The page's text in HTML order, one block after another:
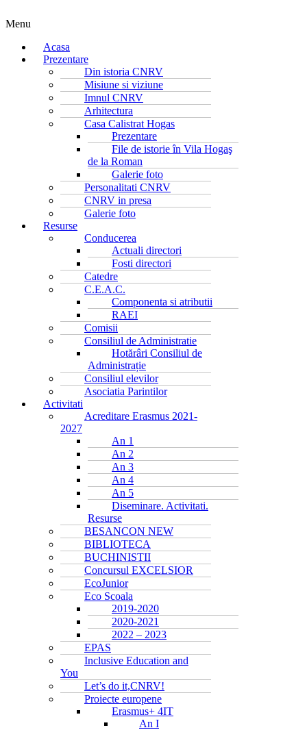
Menu
Acasa
Prezentare
Din istoria CNRV
Misiune si viziune
Imnul CNRV
Arhitectura
Casa Calistrat Hogas
Prezentare
File de istorie în Vila Hogaş
de la Roman
Galerie foto
Personalitati CNRV
CNRV in presa
Galerie foto
Resurse
Conducerea
Actuali directori
Fosti directori
Catedre
C.E.A.C.
Componenta si atributii
RAEI
Comisii
Consiliul de Administratie
Hotărâri Consiliul de
Administrație
Consiliul elevilor
Asociatia Parintilor
Activitati
Acreditare Erasmus 2021-
2027
An 1
An 2
An 3
An 4
An 5
Diseminare. Activitati.
Resurse
BESANCON NEW
BIBLIOTECA
BUCHINISTII
Concursul EXCELSIOR
EcoJunior
Eco Scoala
2019-2020
2020-2021
2022 – 2023
EPAS
Inclusive Education and
You
Let’s do it,CNRV!
Proiecte europene
Erasmus+ 4IT
An I